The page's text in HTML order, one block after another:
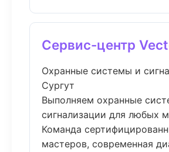
Сервис-центр
Охранные системы и
Сургут
Выполняем охранные
сигнализации для любых
Команда
мастеров, современная